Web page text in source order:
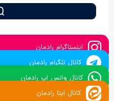
اینستاگرام رادمان
کانال تلگرام رادمان
کانال واتس اپ رادمان
کانال ایتا رادمان